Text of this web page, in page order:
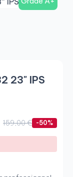
23" IPS
159,00 € -50%